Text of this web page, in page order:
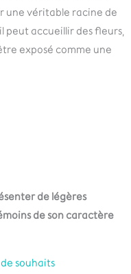
une véritable racine de
peut accueillir des fleurs,
exposé comme une
de légères
de son caractère
souhaits